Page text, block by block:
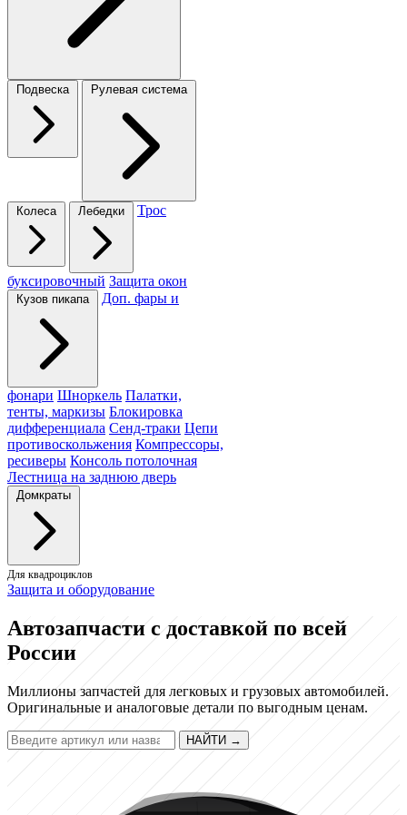
Подвеска Рулевая система
Колеса Лебедки Трос
буксировочный Защита окон
Кузов пикапа Доп. фары и
фонари Шноркель Палатки,
тенты, маркизы Блокировка
дифференциала Сенд-траки Цепи
противоскольжения Компрессоры,
ресиверы Консоль потолочная
Лестница на заднюю дверь
Домкраты
Для квадроциклов
Защита и оборудование
Автозапчасти с доставкой по всей
России
Миллионы запчастей для легковых и грузовых автомобилей.
Оригинальные и аналоговые детали по выгодным ценам.
НАЙТИ →